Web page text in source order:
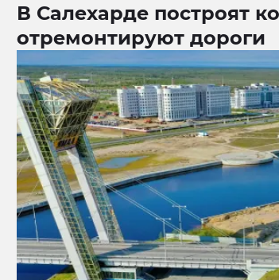
В Салехарде построят
отремонтируют дороги